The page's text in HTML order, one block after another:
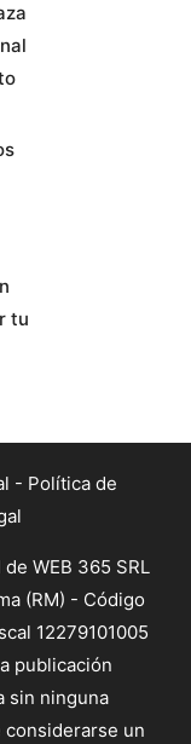
tu
- Política de
WEB 365 SRL
(RM) - Código
12279101005
publicación
sin ninguna
un